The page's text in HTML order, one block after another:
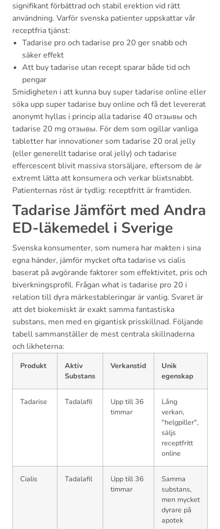
signifikant förbättrad och stabil erektion vid rätt
användning. Varför svenska patienter uppskattar vår
receptfria tjänst:
Tadarise pro och tadarise pro 20 ger snabb och
säker effekt
Att buy tadarise utan recept sparar både tid och
pengar
Smidigheten i att kunna buy super tadarise online eller
söka upp super tadarise buy online och få det levererat
anonymt hyllas i princip alla tadarise 40 отзывы och
tadarise 20 mg отзывы. För dem som ogillar vanliga
tabletter har innovationer som tadarise 20 oral jelly
(eller generellt tadarise oral jelly) och tadarise
effercescent blivit massiva storsäljare, eftersom de är
extremt lätta att konsumera och verkar blixtsnabbt.
Patienternas röst är tydlig: receptfritt är framtiden.
Tadarise Jämfört med Andra
ED-läkemedel i Sverige
Svenska konsumenter, som numera har makten i sina
egna händer, jämför mycket ofta tadarise vs cialis
baserat på avgörande faktorer som effektivitet, pris och
biverkningsprofil. Frågan what is tadarise pro 20 i
relation till dyra märkestableringar är vanlig. Svaret är
att det biokemiskt är exakt samma fantastiska
substans, men med en gigantisk prisskillnad. Följande
tabell sammanställer de mest centrala skillnaderna
och likheterna:
Produkt
Aktiv
Substans
Verkanstid
Unik
egenskap
Tadarise Tadalafil
Upp till 36
timmar
Lång
verkan,
"helgpiller",
säljs
receptfritt
online
Cialis Tadalafil
Upp till 36
timmar
Samma
substans,
men mycket
dyrare på
apotek